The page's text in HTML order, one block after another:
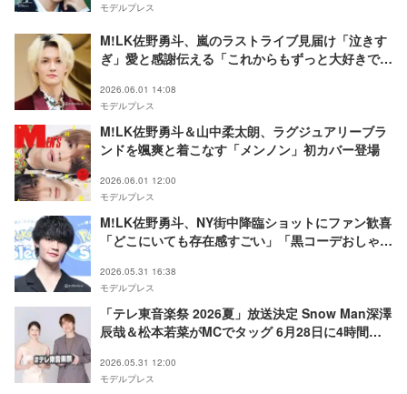
モデルプレス
M!LK佐野勇斗、嵐のラストライブ見届け「泣きす
ぎ」愛と感謝伝える「これからもずっと大好きで
2026.06.01 14:08
モデルプレス
M!LK佐野勇斗＆山中柔太朗、ラグジュアリーブラ
ンドを颯爽と着こなす「メンノン」初カバー登場
2026.06.01 12:00
モデルプレス
M!LK佐野勇斗、NY街中降臨ショットにファン歓喜
「どこにいても存在感すごい」「黒コーデおしゃれ
2026.05.31 16:38
モデルプレス
「テレ東音楽祭 2026夏」放送決定 Snow Man深澤
辰哉＆松本若菜がMCでタッグ 6月28日に4時間半
2026.05.31 12:00
モデルプレス